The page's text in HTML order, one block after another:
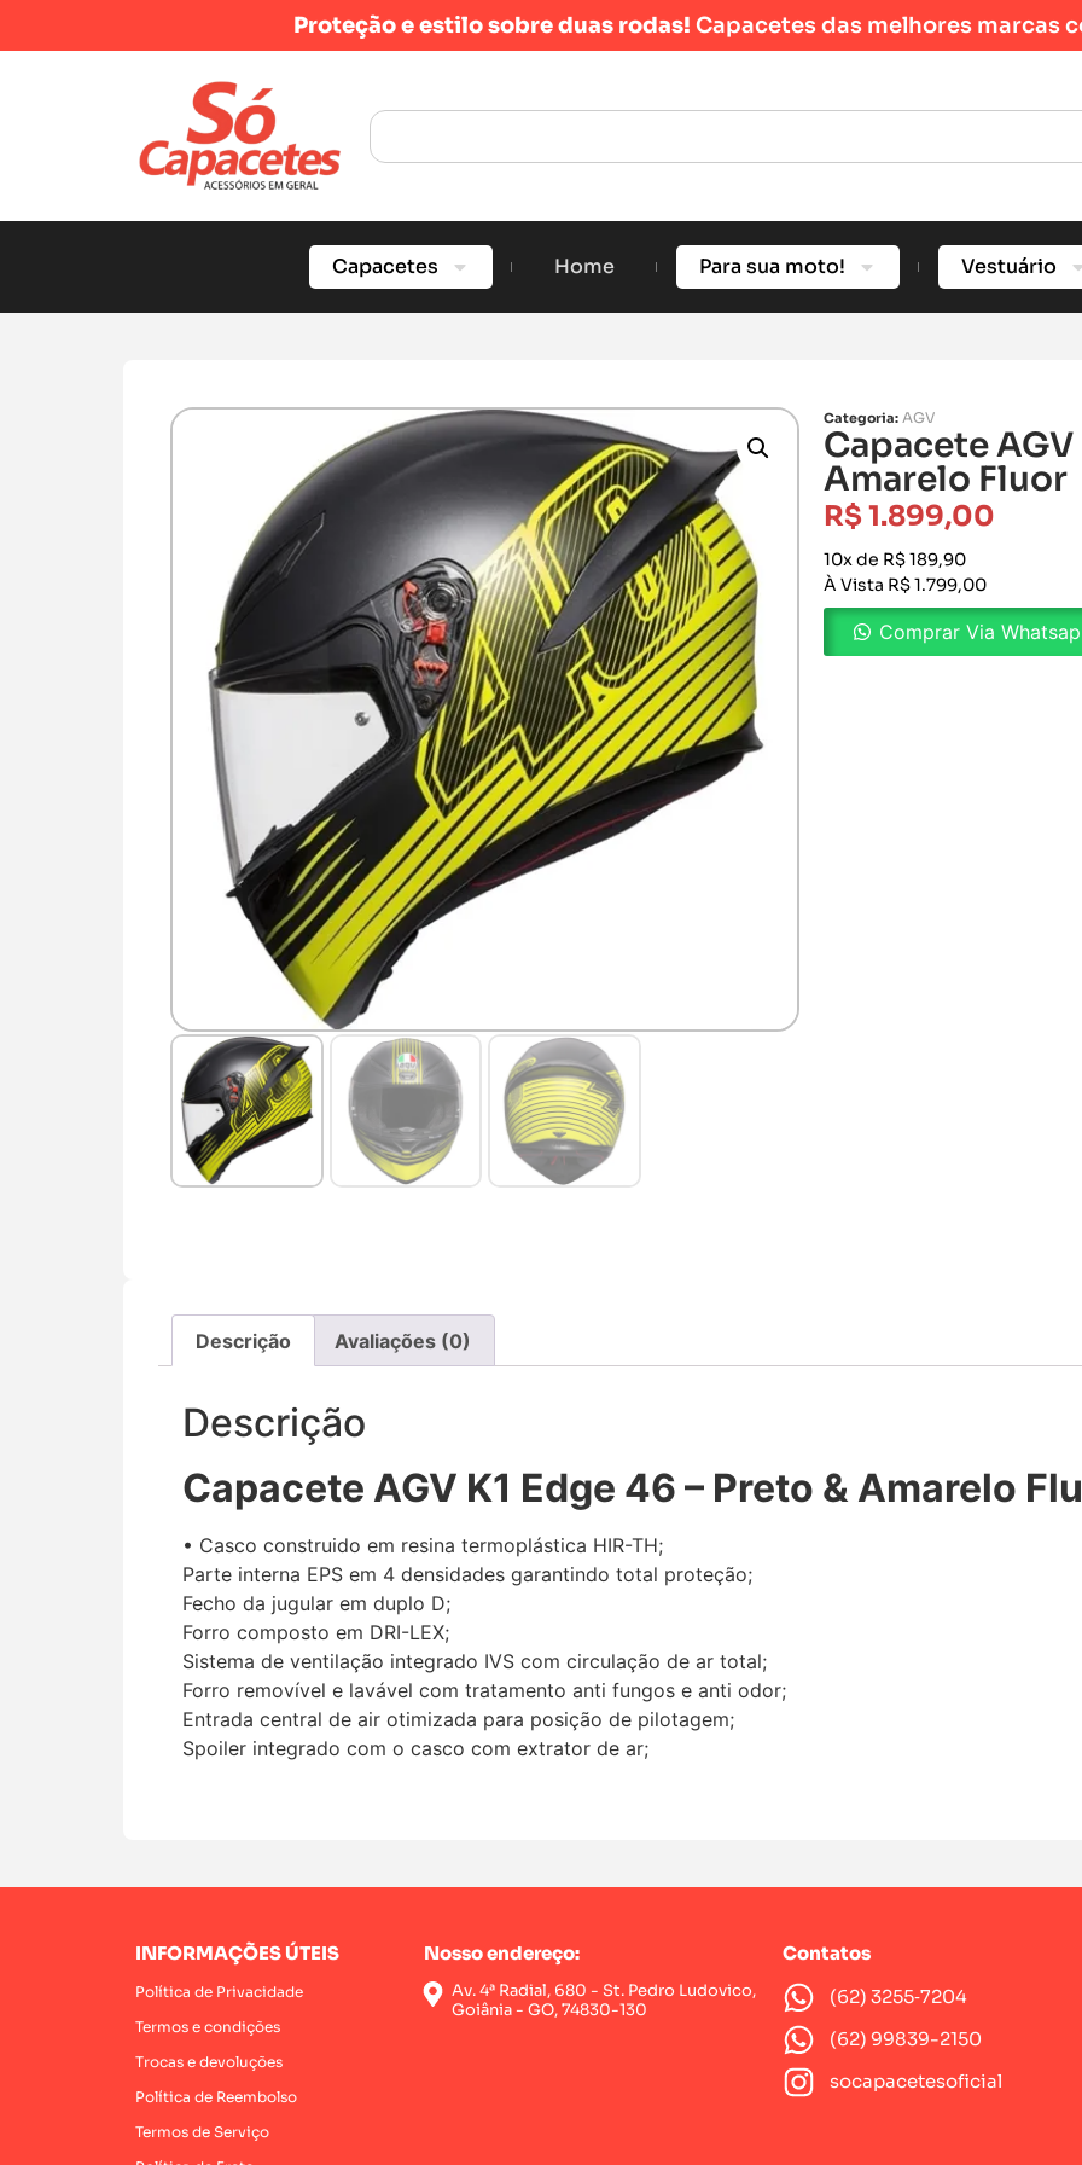
Proteção e estilo sobre duas rodas! Capacetes das melhores marcas
Capacetes Home Para sua moto! Vestuário
Categoria: AGV
Capacete AGV
Amarelo Fluor
R$1.899,00
10x de R$ 189,90
À Vista R$ 1.799,00
Comprar Via
Descrição Avaliações (0)
Descrição
Capacete AGV K1 Edge 46 – Preto & Amarelo
• Casco construido em resina termoplástica HIR-TH;
Parte interna EPS em 4 densidades garantindo total proteção;
Fecho da jugular em duplo D;
Forro composto em DRI-LEX;
Sistema de ventilação integrado IVS com circulação de ar total;
Forro removível e lavável com tratamento anti fungos e anti odor;
Entrada central de air otimizada para posição de pilotagem;
Spoiler integrado com o casco com extrator de ar;
INFORMAÇÕES ÚTEIS
Política de Privacidade
Termos e condições
Trocas e devoluções
Política de Reembolso
Termos de Serviço
Nosso endereço:
Av. 4ª Radial, 680 - St. Pedro Ludovico,
Goiânia - GO, 74830-130
Contatos
(62) 3255‑7204‬
(62) 99839-2150
socapacetesoficial